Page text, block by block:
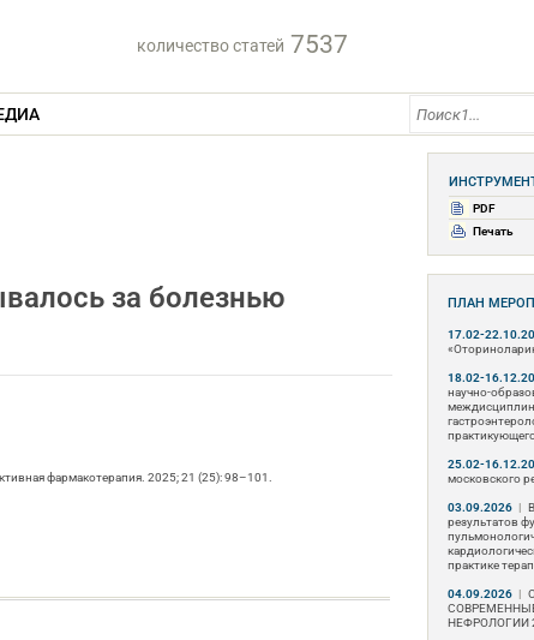
количество статей 7537
за болезнью
фармакотерапия. 2025; 21 (25): 98–101.
PDF
Печать
ПЛАН
17.02-
18.02-
научно-
25.02-
московского
03.09.2026 |
результатов
практике
04.09.2026 |
НЕФРОЛОГИИ